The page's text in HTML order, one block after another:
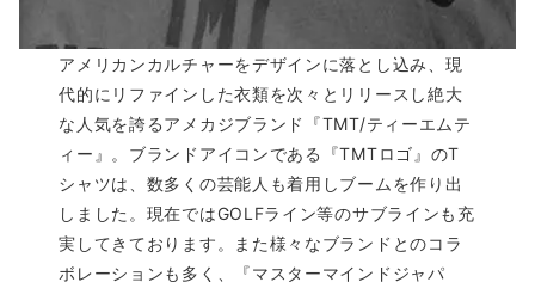
アメリカンカルチャーをデザインに落とし込み、現
代的にリファインした衣類を次々とリリースし絶大
な人気を誇るアメカジブランド『TMT/ティーエムテ
ィー』。ブランドアイコンである『TMTロゴ』のT
シャツは、数多くの芸能人も着用しブームを作り出
しました。現在ではGOLFライン等のサブラインも充
実してきております。また様々なブランドとのコラ
ボレーションも多く、『マスターマインドジャパ